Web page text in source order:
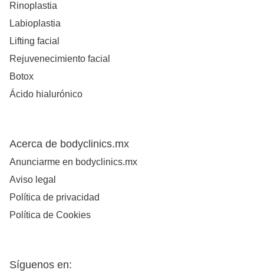
Rinoplastia
Labioplastia
Lifting facial
Rejuvenecimiento facial
Botox
Ácido hialurónico
Acerca de bodyclinics.mx
Anunciarme en bodyclinics.mx
Aviso legal
Política de privacidad
Política de Cookies
Síguenos en: